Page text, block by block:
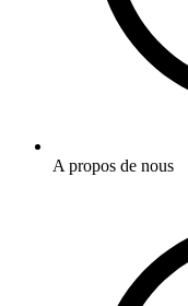
A propos de nous